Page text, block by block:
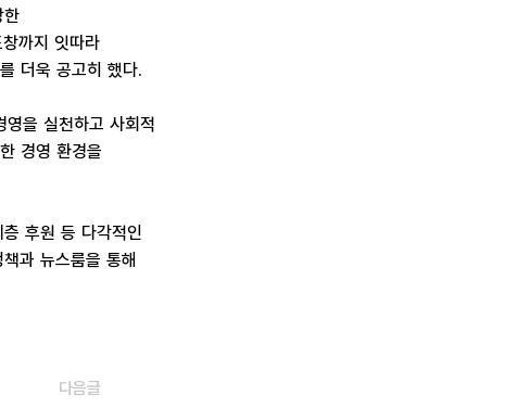
한
까지 잇따라
더욱 공고히 했다.
을 실천하고 사회적
경영 환경을
후원 등 다각적인
과 뉴스룸을 통해
다음글